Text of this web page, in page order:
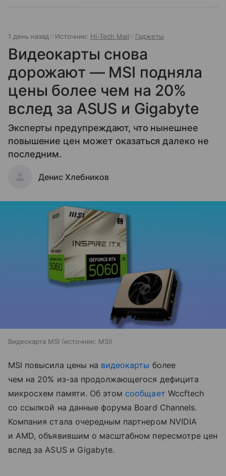
1 день назад Источник: Hi-Tech Mail Гаджеты
Видеокарты снова
дорожают — MSI подняла
цены более чем на 20%
вслед за ASUS и Gigabyte
Эксперты предупреждают, что нынешнее
повышение цен может оказаться далеко не
последним.
Денис Хлебников
Видеокарта MSI источник: MSI
MSI повысила цены на видеокарты более
чем на 20% из-за продолжающегося дефицита
микросхем памяти. Об этом сообщает Wccftech
со ссылкой на данные форума Board Channels.
Компания стала очередным партнером NVIDIA
и AMD, объявившим о масштабном пересмотре цен
вслед за ASUS и Gigabyte.